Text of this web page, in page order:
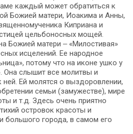
каждый может обратиться к
Божией матери, Иоакима и Анны,
Киприана и
цельбоносных мощей.
Божией матери ‒ «Милостивая»
исцелений. Ее народное
потому что на иконе ушко у
Она слышит все молитвы и
Ей молятся о выздоровлении,
семьи (замужестве), мире
и т.д. Здесь очень приятно
островок красоты и
большого города, в самом его